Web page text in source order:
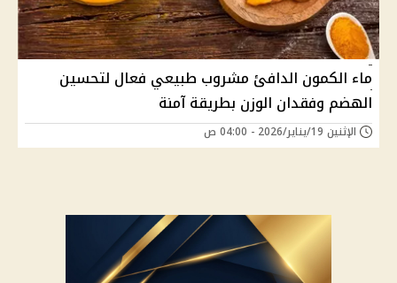
ماء الكمون الدافئ مشروب طبيعي فعال لتحسين
الهضم وفقدان الوزن بطريقة آمنة
الإثنين 19/يناير/2026 - 04:00 ص